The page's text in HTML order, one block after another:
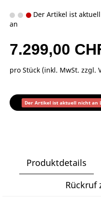
Der Artikel ist
an
7.299,00
pro Stück (inkl. MwSt. zzgl.
Der Artikel ist aktuell nicht an
Produktdetails
Rückruf